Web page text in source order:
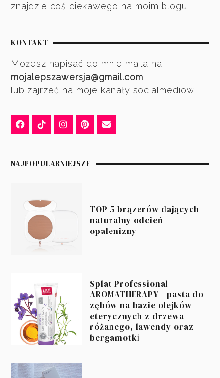
znajdzie coś ciekawego na moim blogu.
KONTAKT
Możesz napisać do mnie maila na
mojalepszawersja@gmail.com
lub zajrzeć na moje kanały socialmediów
NAJPOPULARNIEJSZE
TOP 5 brązerów dających
naturalny odcień
opalenizny
Splat Professional
AROMATHERAPY - pasta do
zębów na bazie olejków
eterycznych z drzewa
różanego, lawendy oraz
bergamotki